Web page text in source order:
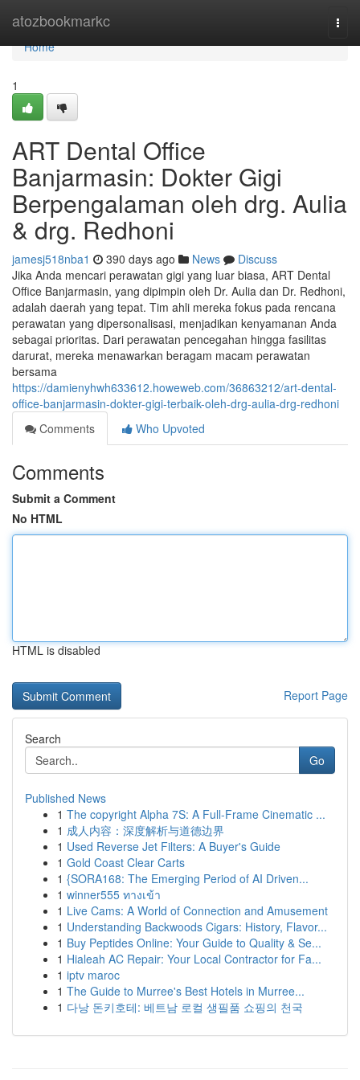
atozbookmarkc
Home
Home
1
ART Dental Office
Banjarmasin: Dokter Gigi
Berpengalaman oleh drg. Aulia
& drg. Redhoni
jamesj518nba1 390 days ago News
Discuss
Jika Anda mencari perawatan gigi yang luar biasa, ART Dental
Office Banjarmasin, yang dipimpin oleh Dr. Aulia dan Dr. Redhoni,
adalah daerah yang tepat. Tim ahli mereka fokus pada rencana
perawatan yang dipersonalisasi, menjadikan kenyamanan Anda
sebagai prioritas. Dari perawatan pencegahan hingga fasilitas
darurat, mereka menawarkan beragam macam perawatan
bersama
https://damienyhwh633612.howeweb.com/36863212/art-dental-
office-banjarmasin-dokter-gigi-terbaik-oleh-drg-aulia-drg-redhoni
Comments
Who Upvoted
Comments
Submit a Comment
No HTML
HTML is disabled
Report Page
Search
Go
Published News
1 The copyright Alpha 7S: A Full-Frame Cinematic ...
1 成人内容：深度解析与道德边界
1 Used Reverse Jet Filters: A Buyer's Guide
1 Gold Coast Clear Carts
1 {SORA168: The Emerging Period of AI Driven...
1 winner555 ทางเข้า
1 Live Cams: A World of Connection and Amusement
1 Understanding Backwoods Cigars: History, Flavor...
1 Buy Peptides Online: Your Guide to Quality & Se...
1 Hialeah AC Repair: Your Local Contractor for Fa...
1 iptv maroc
1 The Guide to Murree's Best Hotels in Murree...
1 다낭 돈키호테: 베트남 로컬 생필품 쇼핑의 천국